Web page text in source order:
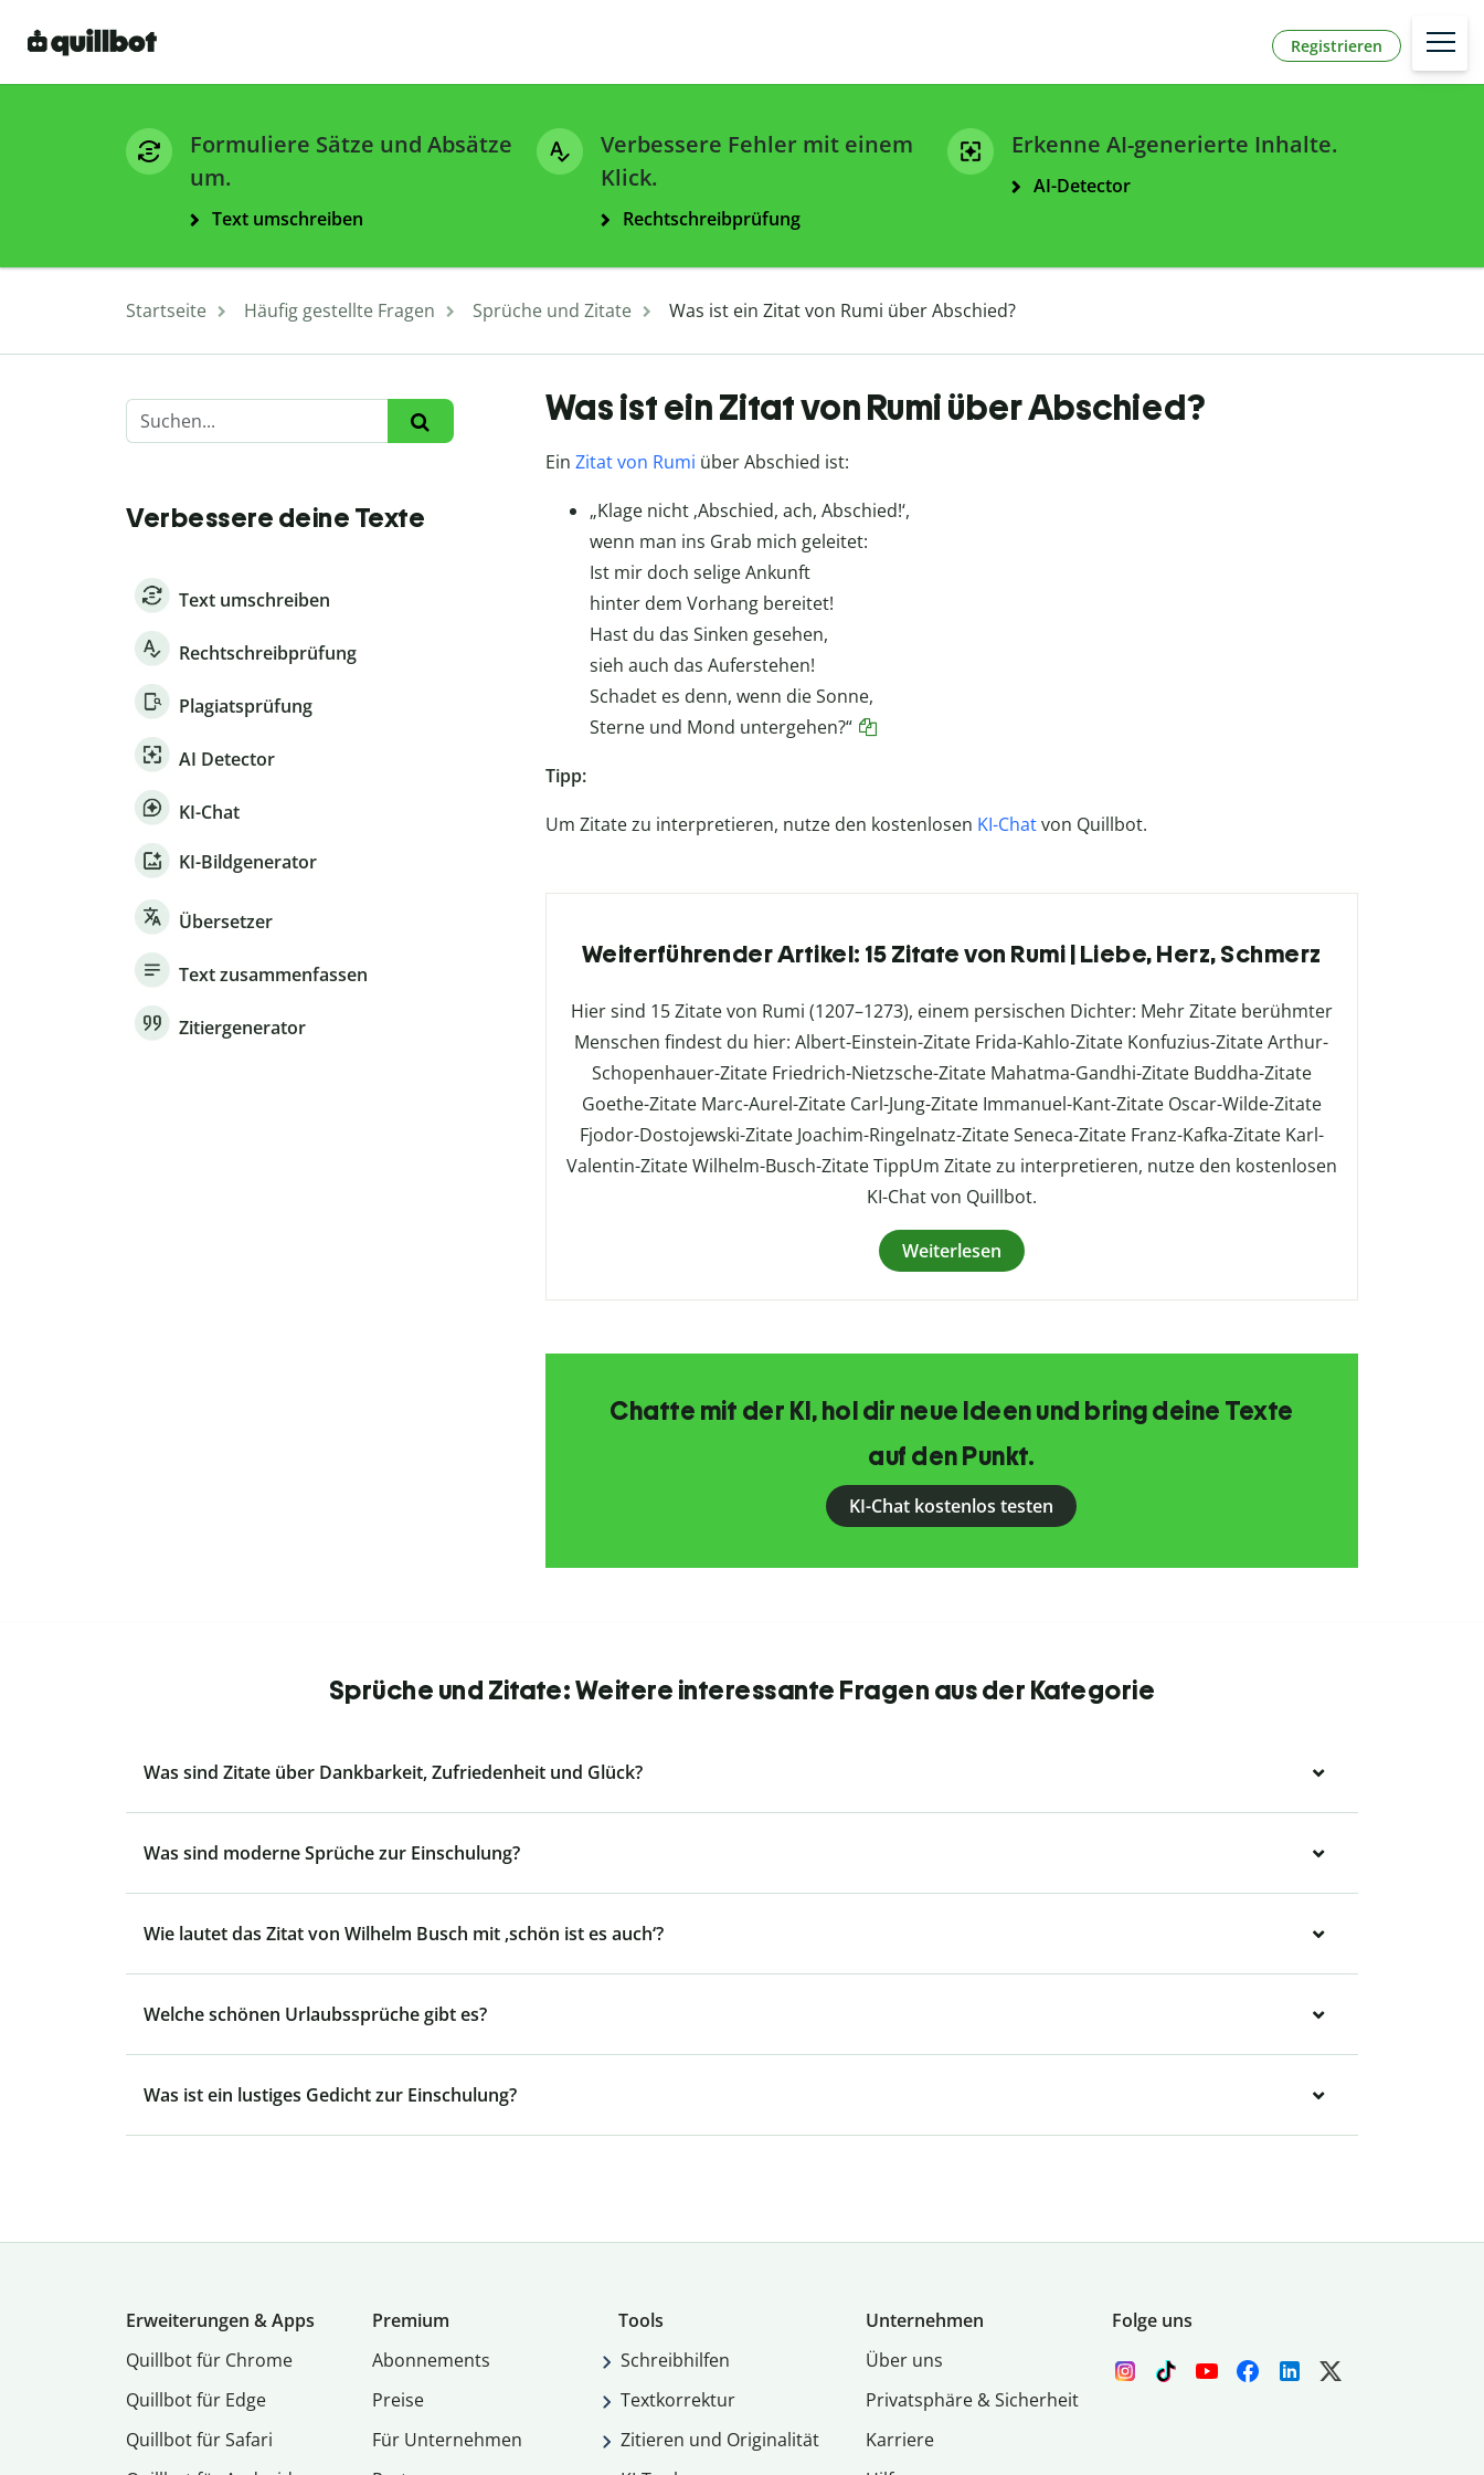
Registrieren
Formuliere Sätze und Absätze
um.
Text umschreiben
Verbessere Fehler mit einem
Klick.
Rechtschreibprüfung
Erkenne AI-generierte Inhalte.
AI-Detector
Startseite Häufig gestellte Fragen Sprüche und Zitate Was ist ein Zitat von Rumi über Abschied?
Verbessere deine Texte
Text umschreiben
Rechtschreibprüfung
Plagiatsprüfung
AI Detector
KI-Chat
KI-Bildgenerator
Übersetzer
Text zusammenfassen
Zitiergenerator
Was ist ein Zitat von Rumi über Abschied?
Ein Zitat von Rumi über Abschied ist:
„Klage nicht ‚Abschied, ach, Abschied!‘,
wenn man ins Grab mich geleitet:
Ist mir doch selige Ankunft
hinter dem Vorhang bereitet!
Hast du das Sinken gesehen,
sieh auch das Auferstehen!
Schadet es denn, wenn die Sonne,
Sterne und Mond untergehen?“
Tipp:
Um Zitate zu interpretieren, nutze den kostenlosen KI-Chatvon Quillbot.
Weiterführender Artikel: 15 Zitate von Rumi | Liebe, Herz, Schmerz
Hier sind 15 Zitate von Rumi (1207–1273), einem persischen Dichter: Mehr Zitate berühmter
Menschen findest du hier: Albert-Einstein-Zitate Frida-Kahlo-Zitate Konfuzius-Zitate Arthur-
Schopenhauer-Zitate Friedrich-Nietzsche-Zitate Mahatma-Gandhi-Zitate Buddha-Zitate
Goethe-Zitate Marc-Aurel-Zitate Carl-Jung-Zitate Immanuel-Kant-Zitate Oscar-Wilde-Zitate
Fjodor-Dostojewski-Zitate Joachim-Ringelnatz-Zitate Seneca-Zitate Franz-Kafka-Zitate Karl-
Valentin-Zitate Wilhelm-Busch-Zitate TippUm Zitate zu interpretieren, nutze den kostenlosen
KI-Chat von Quillbot.
Weiterlesen
Chatte mit der KI, hol dir neue Ideen und bring deine Texte
auf den Punkt.
KI-Chat kostenlos testen
Sprüche und Zitate: Weitere interessante Fragen aus der Kategorie
Was sind Zitate über Dankbarkeit, Zufriedenheit und Glück?
Was sind moderne Sprüche zur Einschulung?
Wie lautet das Zitat von Wilhelm Busch mit ‚schön ist es auch‘?
Welche schönen Urlaubssprüche gibt es?
Was ist ein lustiges Gedicht zur Einschulung?
Erweiterungen & Apps
Quillbot für Chrome
Quillbot für Edge
Quillbot für Safari
Premium
Abon­ne­ments
Preise
Für Unternehmen
Tools
Schreibhilfen
Textkorrektur
Zitieren und Originalität
Unternehmen
Über uns
Privatsphäre & Sicherheit
Karriere
Folge uns